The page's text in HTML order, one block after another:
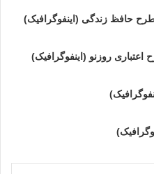
حافظ زندگی (اینفوگرافیک)
روزنو (اینفوگرافیک)